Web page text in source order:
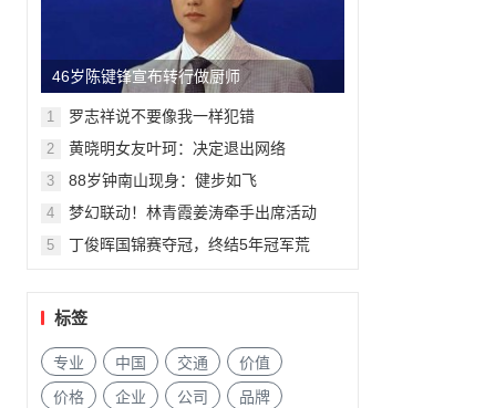
46岁陈键锋宣布转行做厨师
1 罗志祥说不要像我一样犯错
2 黄晓明女友叶珂：决定退出网络
3 88岁钟南山现身：健步如飞
4 梦幻联动！林青霞姜涛牵手出席活动
5 丁俊晖国锦赛夺冠，终结5年冠军荒
标签
专业 中国 交通
价值
价格
企业 公司
品牌